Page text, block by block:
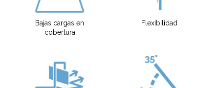
Bajas cargas en
cobertura
Flexibilidad